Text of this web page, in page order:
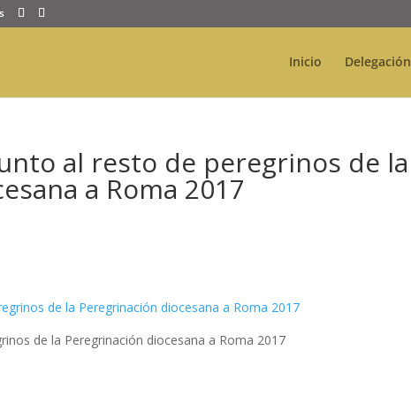
Inicio Delegación
al resto de peregrinos de la
a Roma 2017
de la Peregrinación diocesana a Roma 2017